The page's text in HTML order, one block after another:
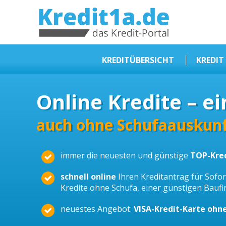
KREDIT1A.DE
KREDITÜBERSICHT
Kredit ohne Schufa
Baufinanzierungen
Selbstständige Kredit
Dispokredit
Beamtendarlehen
Kreditzusammenfassung
Online Kredite –
auch ohne
immer die neuesten und günstige TOP-
schnell online Ihren Kreditantrag für
Kredite ohne Schufa, einer günstigen
neuestes Angebot: VISA-Kredit-Karte